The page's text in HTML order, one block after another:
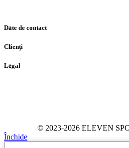
Date de contact
Clienți
Legal
© 2023-2026 ELEVEN
Închide